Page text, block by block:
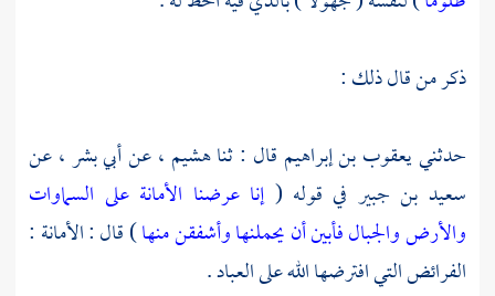
ذكر من قال ذلك :
حدثنييعقوب بن إبراهيم قال : ثناهشيم ،عنأبي بشر ،عن
سعيد بن جبير في قوله (إنا عرضنا الأمانة على السماوات
والأرض والجبال فأبين أن يحملنها وأشفقن منها) قال : الأمانة :
الفرائض التي افترضها الله على العباد .